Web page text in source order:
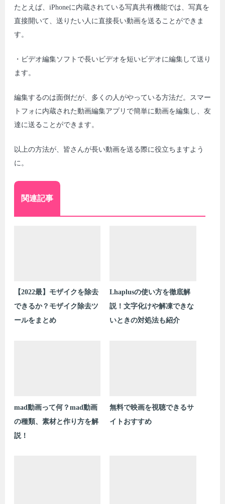
たとえば、iPhoneに内蔵されている写真共有機能では、写真を
直接開いて、送りたい人に直接長い動画を送ることができま
す。
・ビデオ編集ソフトで長いビデオを短いビデオに編集して送り
ます。
編集するのは面倒だが、多くの人がやっている方法だ。スマー
トフォに内蔵された動画編集アプリで簡単に動画を編集し、友
達に送ることができます。
以上の方法が、皆さんが長い動画を送る際に役立ちますよう
に。
関連記事
【2022最】モザイクを除去
できるか？モザイク除去ツ
ールをまとめ
Lhaplusの使い方を徹底解
説！文字化けや解凍できな
いときの対処法も紹介
mad動画って何？mad動画
の種類、素材と作り方を解
説！
無料で映画を視聴できるサ
イトおすすめ